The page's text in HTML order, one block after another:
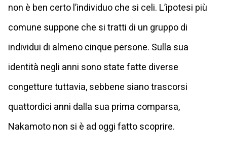
non è ben certo l’individuo che si celi. L’ipotesi più
comune suppone che si tratti di un gruppo di
individui di almeno cinque persone. Sulla sua
identità negli anni sono state fatte diverse
congetture tuttavia, sebbene siano trascorsi
quattordici anni dalla sua prima comparsa,
Nakamoto non si è ad oggi fatto scoprire.